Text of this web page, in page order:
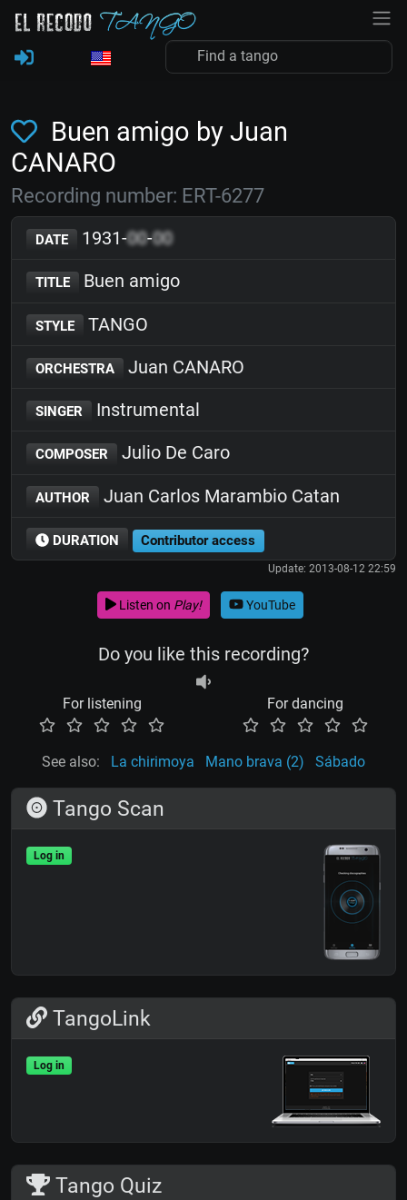
Buen amigo by Juan
CANARO
Recording number: ERT-6277
DATE 1931-00-00
TITLE Buen amigo
STYLE TANGO
ORCHESTRA Juan CANARO
SINGER Instrumental
COMPOSER Julio De Caro
AUTHOR Juan Carlos Marambio Catan
DURATION Contributor access
Update: 2013-08-12 22:59
Listen on Play! YouTube
Do you like this recording?
For listening For dancing
See also: La chirimoya Mano brava (2) Sábado
Tango Scan
Log in
TangoLink
Log in
Tango Quiz